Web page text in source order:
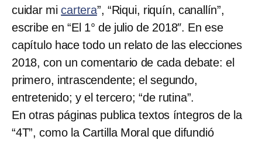
cuidar micartera”, “Riqui, riquín, canallín”,
escribe en “El 1° de julio de 2018″. En ese
capítulo hace todo un relato de las elecciones
2018, con un comentario de cada debate: el
primero, intrascendente; el segundo,
entretenido; y el tercero; “de rutina”.
En otras páginas publica textos íntegros de la
“4T”, como la Cartilla Moral que difundió